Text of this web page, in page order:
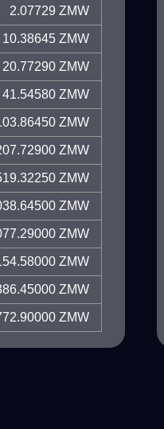
2.07729 ZMW
10.38645 ZMW
20.77290 ZMW
41.54580 ZMW
ZMW
ZMW
ZMW
ZMW
ZMW
ZMW
ZMW
ZMW